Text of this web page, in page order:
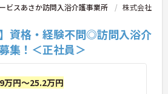
ビスあさか訪問入浴介護事業所
株式会社
】資格・経験不問◎訪問入浴介
集！＜正社員＞
万円～25.2万円